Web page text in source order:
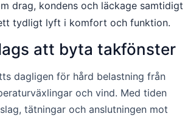
drag, kondens och läckage samtidigt
tydligt lyft i komfort och funktion.
att byta takfönster
dagligen för hård belastning från
och vind. Med tiden
tätningar och anslutningen mot